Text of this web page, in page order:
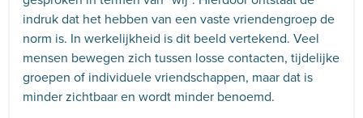
indruk dat het hebben van een vaste vriendengroep de
norm is. In werkelijkheid is dit beeld vertekend. Veel
mensen bewegen zich tussen losse contacten, tijdelijke
groepen of individuele vriendschappen, maar dat is
minder zichtbaar en wordt minder benoemd.